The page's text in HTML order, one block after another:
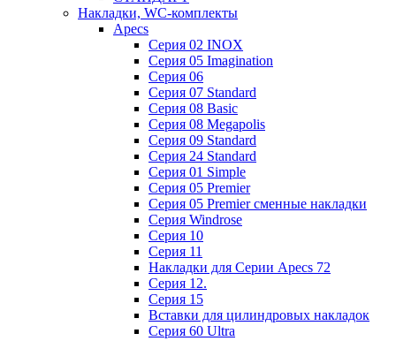
Накладки, WC-комплекты
Apecs
Cерия 02 INOX
Cерия 05 Imagination
Cерия 06
Cерия 07 Standard
Cерия 08 Basic
Cерия 08 Megapolis
Cерия 09 Standard
Cерия 24 Standard
Серия 01 Simple
Серия 05 Premier
Серия 05 Premier сменные накладки
Cерия Windrose
Серия 10
Серия 11
Накладки для Серии Apecs 72
Серия 12.
Серия 15
Вставки для цилиндровых накладок
Серия 60 Ultra